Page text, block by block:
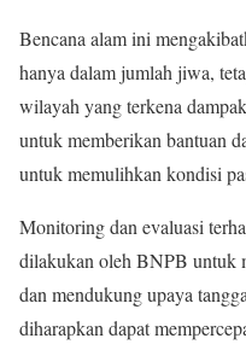
Bencana alam ini
hanya dalam jumlah jiwa,
wilayah yang terkena
untuk memberikan bantuan
untuk memulihkan kondisi
Monitoring dan evaluasi
dilakukan oleh BNPB untuk
dan mendukung upaya
diharapkan dapat